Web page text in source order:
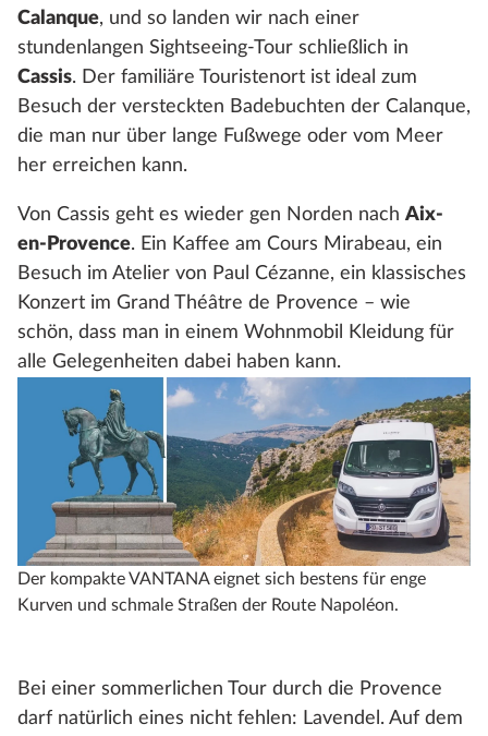
Calanque, und so landen wir nach einer
stundenlangen Sightseeing-Tour schließlich in
Cassis. Der familiäre Touristenort ist ideal zum
Besuch der versteckten Badebuchten der Calanque,
die man nur über lange Fußwege oder vom Meer
her erreichen kann.
Von Cassis geht es wieder gen Norden nach Aix-
en-Provence. Ein Kaffee am Cours Mirabeau, ein
Besuch im Atelier von Paul Cézanne, ein klassisches
Konzert im Grand Théâtre de Provence – wie
schön, dass man in einem Wohnmobil Kleidung für
alle Gelegenheiten dabei haben kann.
Der kompakte VANTANA eignet sich bestens für enge
Kurven und schmale Straßen der Route Napoléon.
Bei einer sommerlichen Tour durch die Provence
darf natürlich eines nicht fehlen: Lavendel. Auf dem